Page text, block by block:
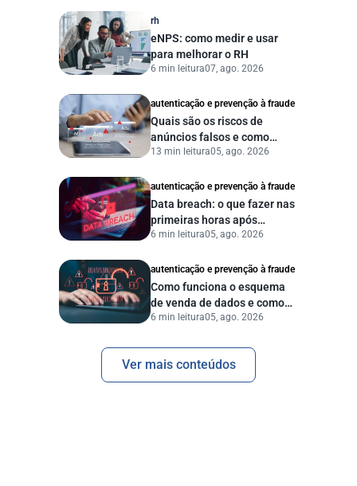
rh
eNPS: como medir e usar
para melhorar o RH
6 min leitura07, ago. 2026
autenticação e prevenção à fraude
Quais são os riscos de
anúncios falsos e como
proteger seu negócio?
13 min leitura05, ago. 2026
autenticação e prevenção à fraude
Data breach: o que fazer nas
primeiras horas após
vazamento de dados?
6 min leitura05, ago. 2026
autenticação e prevenção à fraude
Como funciona o esquema
de venda de dados e como
proteger sua empresa?
6 min leitura05, ago. 2026
Ver mais conteúdos